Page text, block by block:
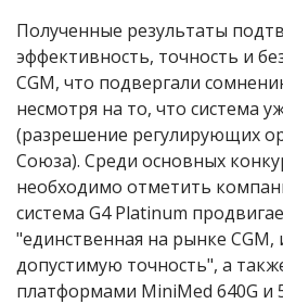
Полученные результаты
эффективность, точность и
CGM, что подвергали
несмотря на то, что система
(разрешение регулирующих
Союза). Среди основных
необходимо отметить
система G4 Platinum
"единственная на рынке
допустимую точность", а
платформами MiniMed 640G и